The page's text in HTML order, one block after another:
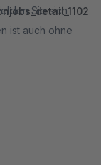
ist auch ohne
Sie sich